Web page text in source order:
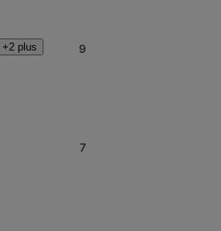
+2 plus 9
7